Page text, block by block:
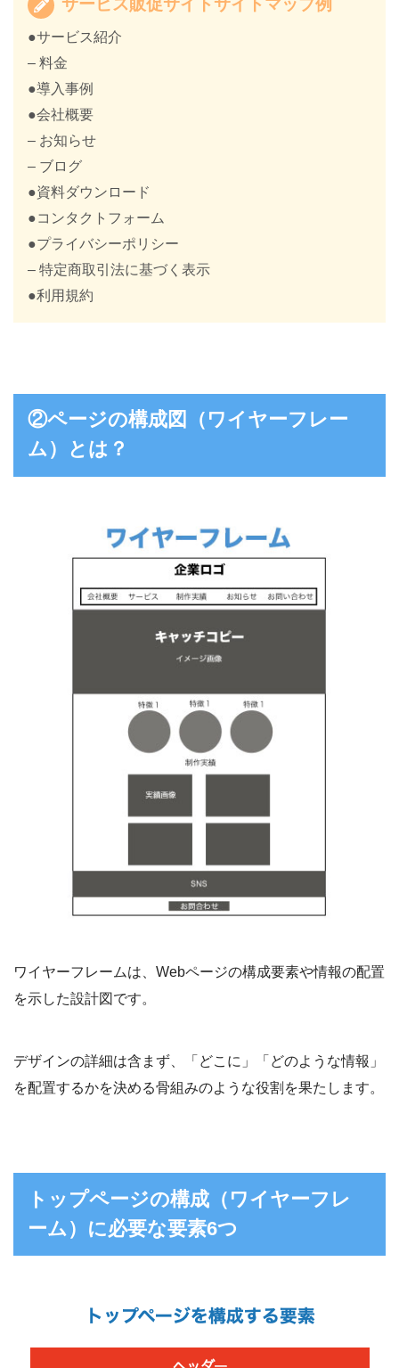
●サービス紹介
– 料金
●導入事例
●会社概要
– お知らせ
– ブログ
●資料ダウンロード
●コンタクトフォーム
●プライバシーポリシー
– 特定商取引法に基づく表示
●利用規約
②ページの構成図（ワイヤーフレー
ム）とは？
ワイヤーフレームは、Webページの構成要素や情報の配置
を示した設計図です。
デザインの詳細は含まず、「どこに」「どのような情報」
を配置するかを決める骨組みのような役割を果たします。
トップページの構成（ワイヤーフレ
ーム）に必要な要素6つ